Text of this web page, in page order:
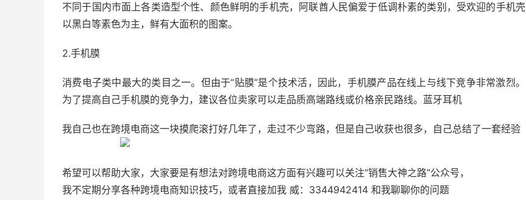
不同于国内市面上各类造型个性、颜色鲜明的手机壳，阿联酋人民偏爱于低调朴素的类别，受欢迎的手机壳
以黑白等素色为主，鲜有大面积的图案。
2.手机膜
消费电子类中最大的类目之一。但由于“贴膜”是个技术活，因此，手机膜产品在线上与线下竞争非常激烈。
为了提高自己手机膜的竞争力，建议各位卖家可以走品质高端路线或价格亲民路线。蓝牙耳机
我自己也在跨境电商这一块摸爬滚打好几年了，走过不少弯路，但是自己收获也很多，自己总结了一套经验
希望可以帮助大家，大家要是有想法对跨境电商这方面有兴趣可以关注“销售大神之路”公众号，
我不定期分享各种跨境电商知识技巧，或者直接加我 威：3344942414 和我聊聊你的问题